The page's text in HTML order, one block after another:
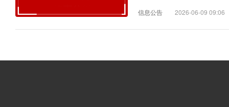
信息公告 2026-06-09 09:06